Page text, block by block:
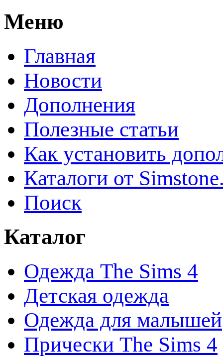
Меню
Главная
Новости
Дополнения
Полезные статьи
Как установить
Каталоги от
Поиск
Каталог
Одежда The Sims 4
Детская одежда
Одежда для малышей
Прически The Sims 4